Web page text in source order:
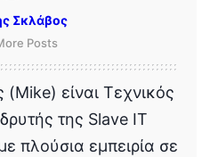
Σκλάβος
Posts
είναι Τεχνικός
της Slave IT
πλούσια εμπειρία σε